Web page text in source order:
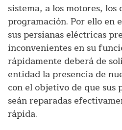
sistema, a los motores, los
programación. Por ello en
sus persianas eléctricas
inconvenientes en su
rápidamente deberá de
entidad la presencia de
con el objetivo de que sus
seán reparadas
rápida.